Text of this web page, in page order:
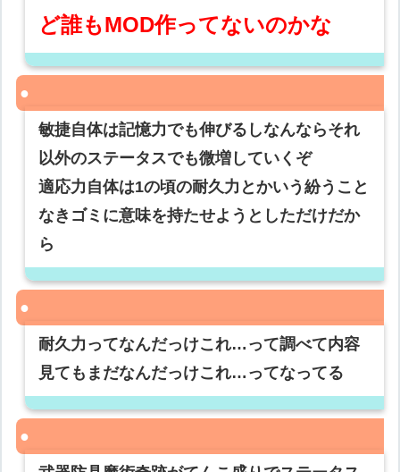
ど誰もMOD作ってないのかな
敏捷自体は記憶力でも伸びるしなんならそれ
以外のステータスでも微増していくぞ
適応力自体は1の頃の耐久力とかいう紛うこと
なきゴミに意味を持たせようとしただけだか
ら
耐久力ってなんだっけこれ…って調べて内容
見てもまだなんだっけこれ…ってなってる